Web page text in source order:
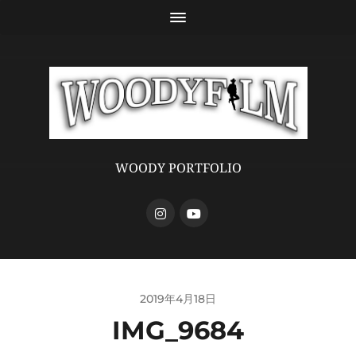
WOODY PORTFOLIO
2019年4月18日
IMG_9684